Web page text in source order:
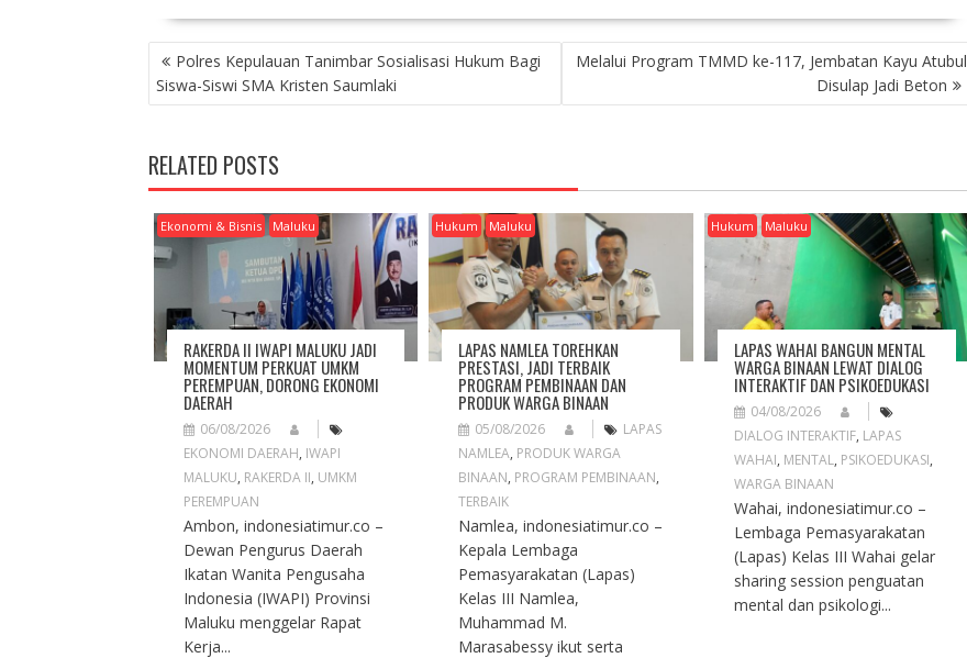
P
O
S
N
A
V
G
A
O
N
Polres Kepulauan Tanimbar Sosialisasi Hukum Bagi
Siswa-Siswi SMA Kristen Saumlaki
Melalui Program TMMD ke-117, Jembatan Kayu Atubul
Disulap Jadi Beton
RELATED POSTS
Ekonomi & Bisnis Maluku
RAKERDA II IWAPI MALUKU JADI
MOMENTUM PERKUAT UMKM
PEREMPUAN, DORONG EKONOMI
DAERAH
06/08/2026
EKONOMI DAERAH, IWAPI
MALUKU, RAKERDA II, UMKM
PEREMPUAN
Ambon, indonesiatimur.co –
Dewan Pengurus Daerah
Ikatan Wanita Pengusaha
Indonesia (IWAPI) Provinsi
Maluku menggelar Rapat
Kerja...
Hukum Maluku
LAPAS NAMLEA TOREHKAN
PRESTASI, JADI TERBAIK
PROGRAM PEMBINAAN DAN
PRODUK WARGA BINAAN
05/08/2026
LAPAS
NAMLEA, PRODUK WARGA
BINAAN, PROGRAM PEMBINAAN,
TERBAIK
Namlea, indonesiatimur.co –
Kepala Lembaga
Pemasyarakatan (Lapas)
Kelas III Namlea,
Muhammad M.
Marasabessy ikut serta
Hukum Maluku
LAPAS WAHAI BANGUN MENTAL
WARGA BINAAN LEWAT DIALOG
INTERAKTIF DAN PSIKOEDUKASI
04/08/2026
DIALOG INTERAKTIF, LAPAS
WAHAI, MENTAL, PSIKOEDUKASI,
WARGA BINAAN
Wahai, indonesiatimur.co –
Lembaga Pemasyarakatan
(Lapas) Kelas III Wahai gelar
sharing session penguatan
mental dan psikologi...